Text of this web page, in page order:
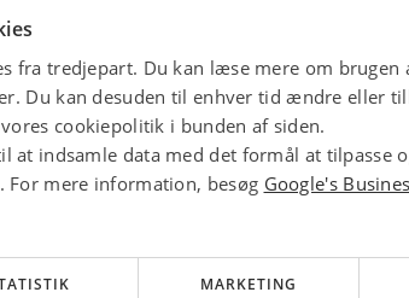
fra tredjepart. Du kan læse mere om brugen
Du kan desuden til enhver tid ændre eller
cookiepolitik i bunden af siden.
at indsamle data med det formål at tilpasse
For mere information, besøg Google's
MARKETING